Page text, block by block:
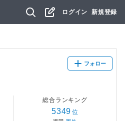
ログイン 新規登録
フォロー
総合ランキング
5349 位